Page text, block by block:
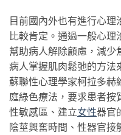
目前國內外也有進行心
比較肯定。通過一般心理
幫助病人解除顧慮，減少
病人掌握肌肉鬆弛的方法
蘇聯性心理學家柯拉多赫
庭綠色療法，要求患者按
性敏感區、建立女性器官
陰莖興奮時間、性器官接